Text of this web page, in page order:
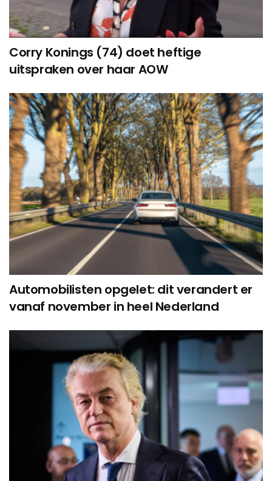
Corry Konings (74) doet heftige
uitspraken over haar AOW
Automobilisten opgelet: dit verandert er
vanaf november in heel Nederland